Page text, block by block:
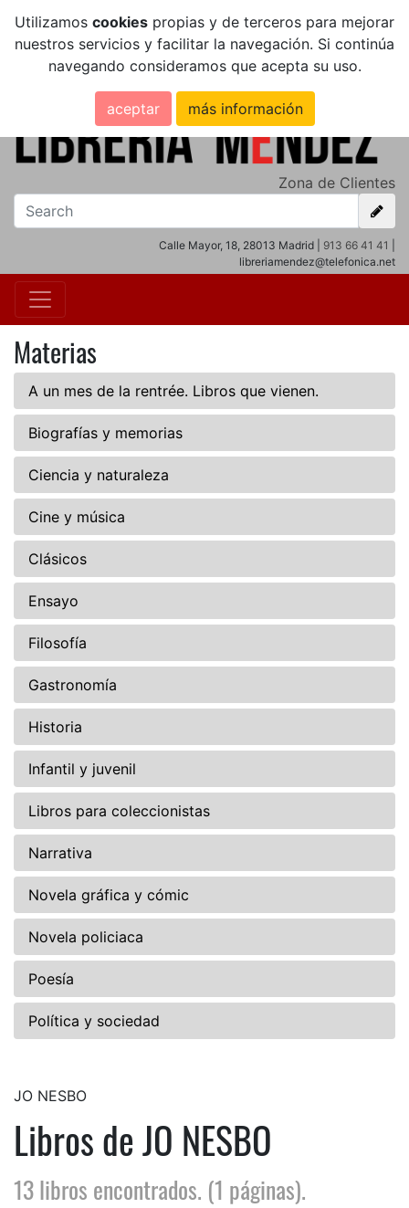
Utilizamos cookies propias y de terceros para mejorar
nuestros servicios y facilitar la navegación. Si continúa
navegando consideramos que acepta su uso.
aceptar más información
Zona de Clientes
Calle Mayor, 18, 28013 Madrid | 913 66 41 41
libreriamendez@telefonica.net
Materias
A un mes de la rentrée. Libros que vienen.
Biografías y memorias
Ciencia y naturaleza
Cine y música
Clásicos
Ensayo
Filosofía
Gastronomía
Historia
Infantil y juvenil
Libros para coleccionistas
Narrativa
Novela gráfica y cómic
Novela policiaca
Poesía
Política y sociedad
JO NESBO
Libros de JO NESBO
13 libros encontrados. (1 páginas).